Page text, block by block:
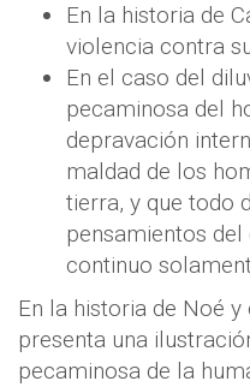
En la historia de
violencia contra
En el caso del
pecaminosa del
depravación
maldad de los
tierra, y que todo
pensamientos
continuo
En la historia de Noé
presenta una
pecaminosa de la